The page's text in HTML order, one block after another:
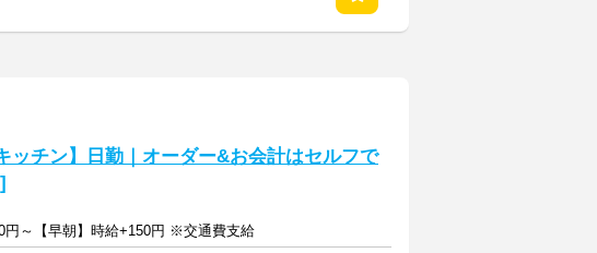
ッチン】日勤｜オーダー&お会計はセルフで
円～【早朝】時給+150円 ※交通費支給